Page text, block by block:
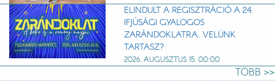
ELINDULT A REGISZTRÁCIÓ A 24.
IFJÚSÁGI GYALOGOS
ZARÁNDOKLATRA. VELÜNK
TARTASZ?
2026. AUGUSZTUS 15. 00:00
TÖBB >>